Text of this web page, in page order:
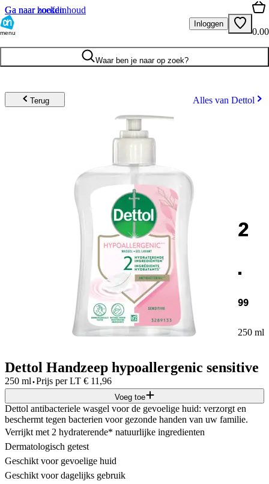
Ga naar hoofdinhoud
Ga naar zoeken
menu
Inloggen
0.00
Waar ben je naar op zoek?
Terug Alles van Dettol
2
.
99
250 ml
Dettol Handzeep hypoallergenic sensitive
250 ml·Prijs per LT € 11,96
Voeg toe
Dettol antibacteriele wasgel voor de gevoelige huid: verzorgt en
beschermt tegen bacterien voor gezonde handen van uw familie.
Verrijkt met 2 hydraterende* natuurlijke ingredienten
Dermatologisch getest
Geschikt voor gevoelige huid
Geschikt voor dagelijks gebruik